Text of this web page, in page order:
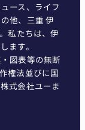
ース、ライフ
他、三重 伊
私たちは、伊
ます。
図表等の無断
権法並びに国
式会社ユーま